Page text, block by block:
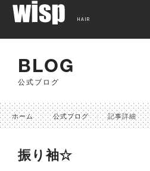
BLOG
公式ブログ
ホーム 公式ブログ 記事詳細
振り袖☆
HAIR